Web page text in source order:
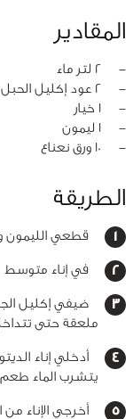
المقادير
‏-
2 لتر ماء
‏-
2 عود إكليل الحبل
‏-
1 خيار
‏-
1 ليمون
‏-
10 ورق نعناع
الطريقة
قطعي الليمون
في إناء متوسط
ضيفي إكليل
ملعقة حتى
يتشرب الماء طعم
أخرجي الإناء